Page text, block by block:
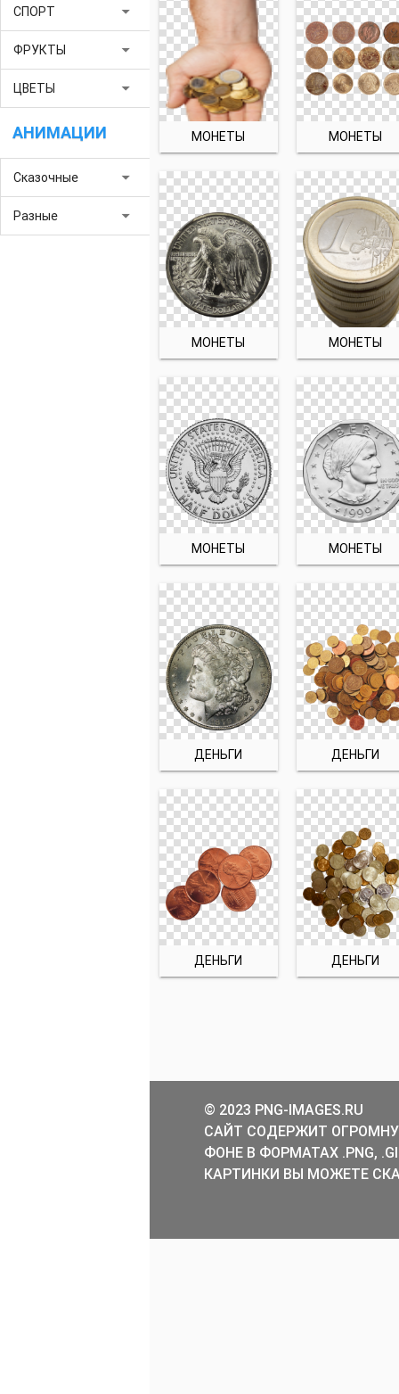
СПОРТ arrow_drop_down
ФРУКТЫ arrow_drop_down
ЦВЕТЫ arrow_drop_down
АНИМАЦИИ
Сказочные arrow_drop_down
Разные arrow_drop_down
МОНЕТЫ МОНЕТЫ
МОНЕТЫ МОНЕТЫ
МОНЕТЫ МОНЕТЫ
ДЕНЬГИ ДЕНЬГИ
ДЕНЬГИ ДЕНЬГИ
© 2023 PNG-IMAGES.RU
САЙТ СОДЕРЖИТ
ФОНЕ В ФОРМАТАХ .PNG,
КАРТИНКИ ВЫ МОЖЕТЕ